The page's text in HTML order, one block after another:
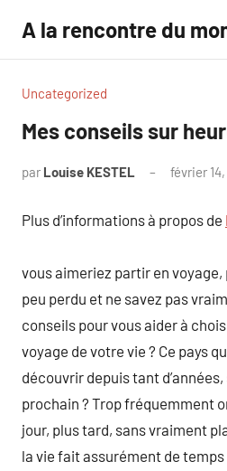
contenu
A la rencontre du
Uncategorized
Mes conseils sur
par Louise KESTEL février
Plus d’informations à propos de
vous aimeriez partir en
peu perdu et ne savez pas
conseils pour vous aider à
voyage de votre vie ? Ce pays
découvrir depuis tant d’années,
prochain ? Trop fréquemment
jour, plus tard, sans vraiment
la vie fait assurément de temps